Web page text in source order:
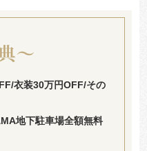
衣装30万円OFF/その
地下駐車場全額無料